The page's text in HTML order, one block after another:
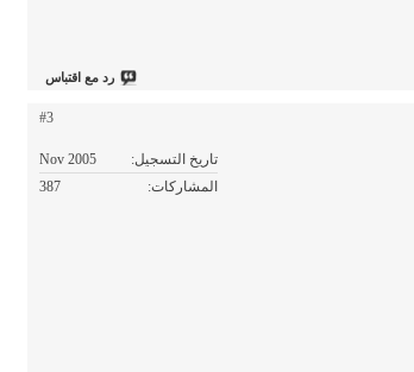
رد مع اقتباس
#3
تاريخ التسجيل
Nov 2005
المشاركات
387